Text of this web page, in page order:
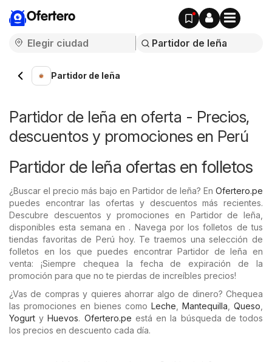
Ofertero
Partidor de leña
Partidor de leña en oferta - Precios,
descuentos y promociones en Perú
Partidor de leña ofertas en folletos
¿Buscar el precio más bajo en Partidor de leña? En Ofertero.pe
puedes encontrar las ofertas y descuentos más recientes.
Descubre descuentos y promociones en Partidor de leña,
disponibles esta semana en . Navega por los folletos de tus
tiendas favoritas de Perú hoy. Te traemos una selección de
folletos en los que puedes encontrar Partidor de leña en
venta: ¡Siempre chequea la fecha de expiración de la
promoción para que no te pierdas de increíbles precios!
¿Vas de compras y quieres ahorrar algo de dinero? Chequea
las promociones en bienes como Leche Mantequilla Queso
Yogurt yHuevos. Ofertero.pe está en la búsqueda de todos
los precios en descuento cada día.